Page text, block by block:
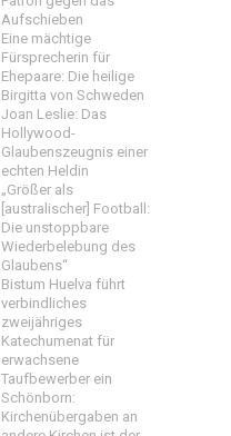
Aufschieben
Eine mächtige
Fürsprecherin für
Ehepaare: Die heilige
Birgitta von Schweden
Joan Leslie: Das
Hollywood-
Glaubenszeugnis einer
echten Heldin
„Größer als
[australischer] Football:
Die unstoppbare
Wiederbelebung des
Glaubens“
Bistum Huelva führt
verbindliches
zweijähriges
Katechumenat für
erwachsene
Taufbewerber ein
Schönborn:
Kirchenübergaben an